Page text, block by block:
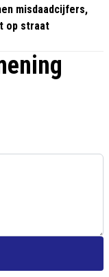
misdaadcijfers,
op straat